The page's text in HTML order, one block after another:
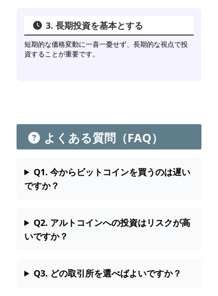
3. 長期投資を基本とする
短期的な価格変動に一喜一憂せず、長期的な視点で投
資することが重要です。
よくある質問（FAQ）
Q1. 今からビットコインを買うのは遅い
ですか？
Q2. アルトコインへの投資はリスクが高
いですか？
Q3. どの取引所を選べばよいですか？